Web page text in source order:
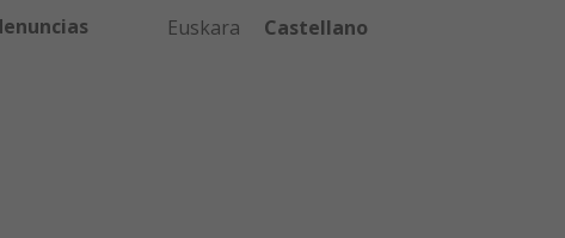
Euskara Castellano